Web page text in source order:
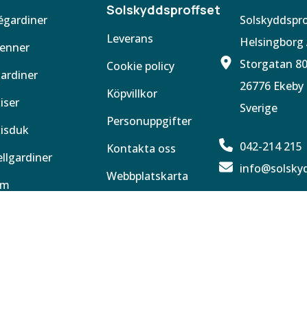
Solskyddsproffset
Leverans
Cookie policy
Köpvillkor
Personuppgifter
Kontakta oss
Webbplatskarta
Helsingborg
Storgatan 80
26776 Ekeby
Sverige
042-214 215